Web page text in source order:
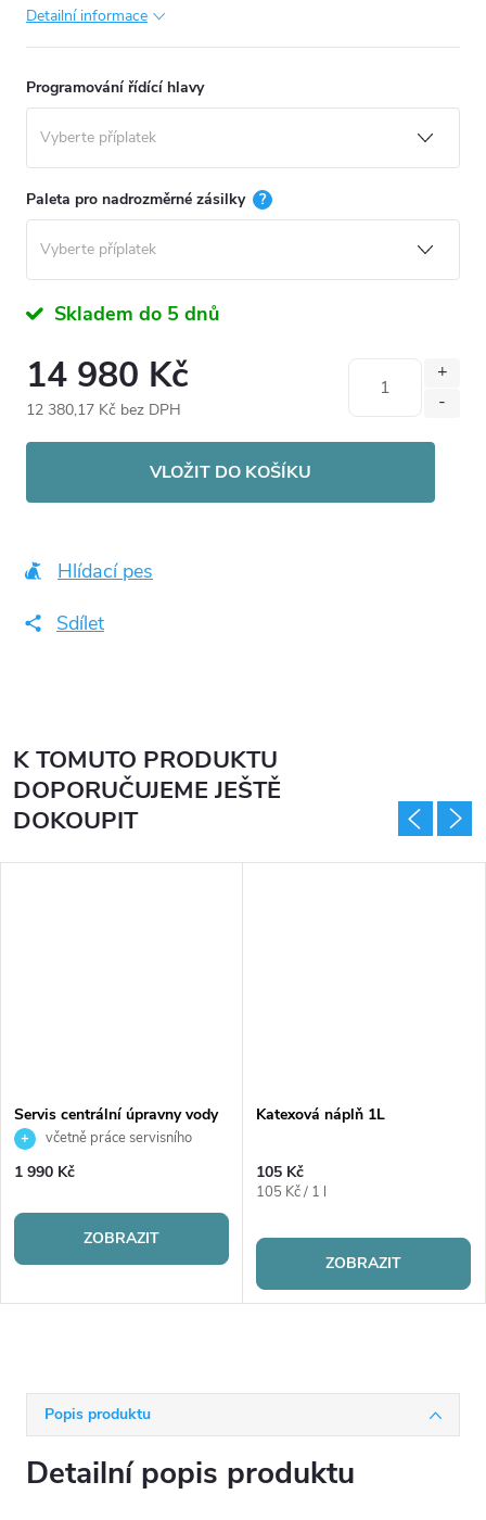
Detailní informace
Programování řídící hlavy
Paleta pro nadrozměrné zásilky ?
Skladem do 5 dnů
14 980 Kč
12 380,17 Kč bez DPH
VLOŽIT DO KOŠÍKU
Hlídací pes
Sdílet
Popis produktu
Detailní popis produktu
K TOMUTO PRODUKTU
DOPORUČUJEME JEŠTĚ
DOKOUPIT
Servis centrální úpravny vody
včetně práce servisního
technika
1 990 Kč
ZOBRAZIT
Katexová náplň 1L
105 Kč
Měrná
105 Kč / 1 l
ZOBRAZIT